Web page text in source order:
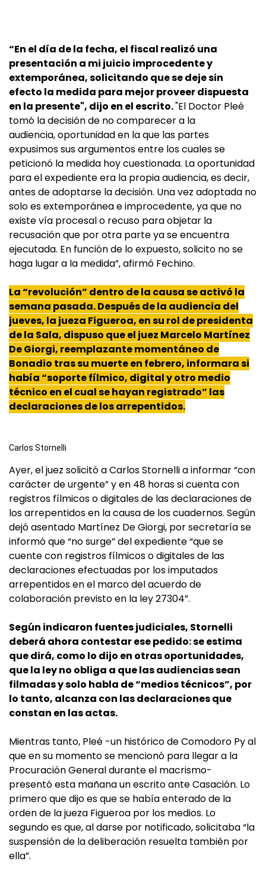
“En el día de la fecha, el fiscal realizó una
presentación a mi juicio improcedente y
extemporánea, solicitando que se deje sin
efecto la medida para mejor proveer dispuesta
en la presente", dijo en el escrito."El Doctor Pleé
tomó la decisión de no comparecer a la
audiencia, oportunidad en la que las partes
expusimos sus argumentos entre los cuales se
peticionó la medida hoy cuestionada. La oportunidad
para el expediente era la propia audiencia, es decir,
antes de adoptarse la decisión. Una vez adoptada no
solo es extemporánea e improcedente, ya que no
existe vía procesal o recuso para objetar la
recusación que por otra parte ya se encuentra
ejecutada. En función de lo expuesto, solicito no se
haga lugar a la medida”, afirmó Fechino.
La “revolución” dentro de la causa se activó la
semana pasada. Después de la audiencia del
jueves, la jueza Figueroa, en su rol de presidenta
de la Sala, dispuso que el juez Marcelo Martínez
DeGiorgi, reemplazante momentáneo de
Bonadio tras su muerte en febrero, informara si
había “soporte fílmico, digital y otro medio
técnico en el cual se hayan registrado” las
declaraciones de los arrepentidos.
Carlos Stornelli
Ayer, el juez solicitó a Carlos Stornelli a informar “con
carácter de urgente” y en 48 horas si cuenta con
registros fílmicos o digitales de las declaraciones de
los arrepentidos en la causa de los cuadernos. Según
dejó asentado Martínez De Giorgi, por secretaría se
informó que “no surge” del expediente “que se
cuente con registros fílmicos o digitales de las
declaraciones efectuadas por los imputados
arrepentidos en el marco del acuerdo de
colaboración previsto en la ley 27304”.
Según indicaron fuentes judiciales, Stornelli
deberá ahora contestar ese pedido: se estima
que dirá, como lo dijo en otras oportunidades,
que la ley no obliga a que las audiencias sean
filmadas y solo habla de “medios técnicos”, por
lo tanto, alcanza con las declaraciones que
constan en las actas.
Mientras tanto, Pleé -un histórico de Comodoro Py al
que en su momento se mencionó para llegar a la
Procuración General durante el macrismo-
presentó esta mañana un escrito ante Casación. Lo
primero que dijo es que se había enterado de la
orden de la jueza Figueroa por los medios. Lo
segundo es que, al darse por notificado, solicitaba “la
suspensión de la deliberación resuelta también por
ella”.